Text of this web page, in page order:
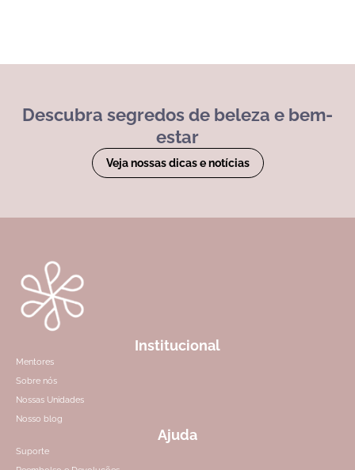
Descubra segredos de beleza e bem-
estar
Veja nossas dicas e notícias
Institucional
Mentores
Sobre nós
Nossas Unidades
Nosso blog
Ajuda
Suporte